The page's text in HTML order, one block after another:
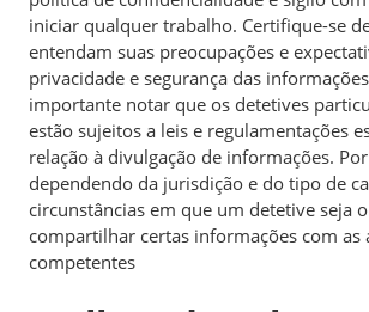
iniciar qualquer trabalho. Certifique-se
entendam suas preocupações e
privacidade e segurança das
importante notar que os detetives
estão sujeitos a leis e regulamentações
relação à divulgação de informações.
dependendo da jurisdição e do tipo de
circunstâncias em que um detetive seja
compartilhar certas informações com as
competentes